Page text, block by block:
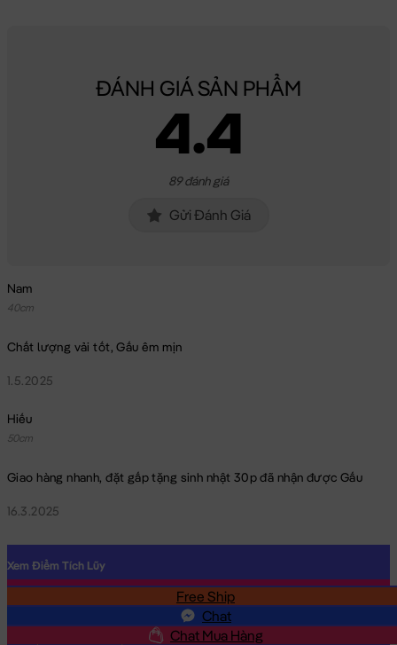
ĐÁNH GIÁ SẢN PHẨM
4.4
89 đánh giá
Gửi Đánh Giá
Nam
40cm
Chất lượng vải tốt, Gấu êm mịn
1.5.2025
Hiếu
50cm
Giao hàng nhanh, đặt gấp tặng sinh nhật 30p đã nhận được Gấu
16.3.2025
Free Ship
Chat
Chat Mua Hàng
Xem Điểm Tích Lũy